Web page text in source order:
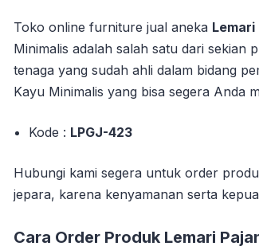
Toko online furniture jual aneka Lemari
Minimalis adalah salah satu dari sekian
tenaga yang sudah ahli dalam bidang
Kayu Minimalis yang bisa segera Anda
Kode : LPGJ-423
Hubungi kami segera untuk order
jepara, karena kenyamanan serta
Cara Order Produk Lemari